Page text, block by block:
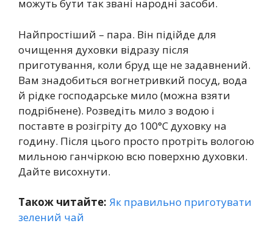
можуть бути так звані народні засоби.
Найпростіший – пара. Він підійде для
очищення духовки відразу після
приготування, коли бруд ще не задавнений.
Вам знадобиться вогнетривкий посуд, вода
й рідке господарське мило (можна взяти
подрібнене). Розведіть мило з водою і
поставте в розігріту до 100°С духовку на
годину. Після цього просто протріть вологою
мильною ганчіркою всю поверхню духовки.
Дайте висохнути.
Також читайте: Як правильно приготувати
зелений чай